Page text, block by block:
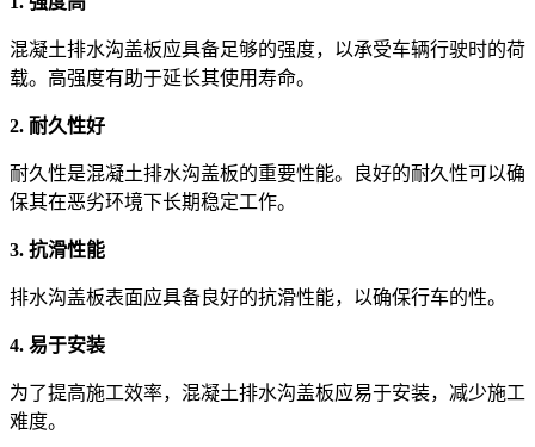
混凝土排水沟盖板应具备足够的强度，以承受车辆行驶时的荷
载。高强度有助于延长其使用寿命。
2. 耐久性好
耐久性是混凝土排水沟盖板的重要性能。良好的耐久性可以确
保其在恶劣环境下长期稳定工作。
3. 抗滑性能
排水沟盖板表面应具备良好的抗滑性能，以确保行车的性。
4. 易于安装
为了提高施工效率，混凝土排水沟盖板应易于安装，减少施工
难度。